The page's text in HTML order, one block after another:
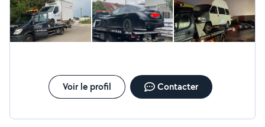
Voir le profil Contacter